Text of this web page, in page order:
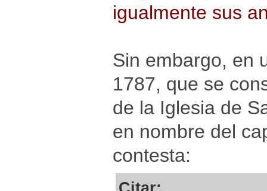
igualmente sus
Sin embargo, en
1787, que se
de la Iglesia de
en nombre del
contesta: